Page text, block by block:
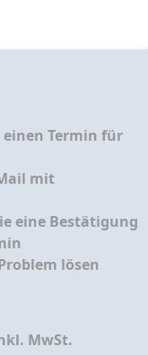
einen Termin für
mit
eine Bestätigung
lösen
MwSt.